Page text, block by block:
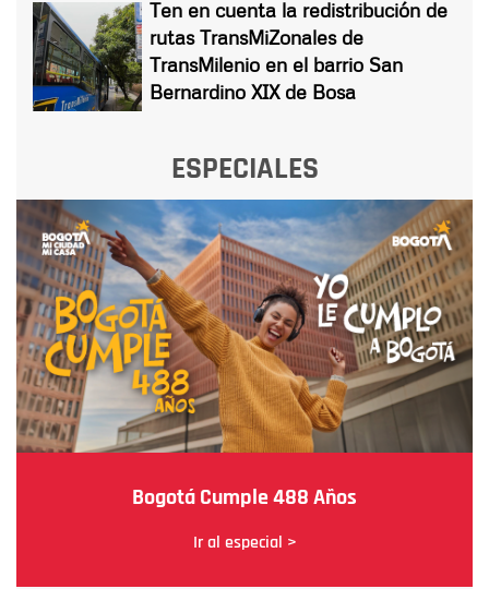
Ten en cuenta la redistribución de
rutas TransMiZonales de
TransMilenio en el barrio San
Bernardino XIX de Bosa
ESPECIALES
Bogotá Cumple 488 Años
Ir al especial >